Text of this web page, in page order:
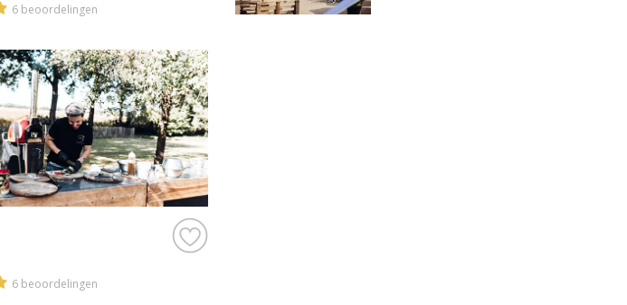
dat ook een kans zijn. Misschien mogen jullie wel de eerste zijn die
maar creëer je ook een blijvende herinnering aan jullie eigen
ervaring.
Tips voor het kiezen van Foodtrucks in Noord-Brabant
Voordat je een definitieve keuze maakt, is het belangrijk om te weten
wat er allemaal mogelijk is. Op Bruiloft.nl vind je inspiratieartikelen
vol tips en prachtige foto’s. Deze artikelen geven je een goed beeld
van de opties en helpen je om een weloverwogen keuze te maken.
Een kennismakingsgesprek is vaak een goede eerste stap. Zo kun je
zien of er een klik is met de professional in Noord-Brabant. Die
6 beoordelingen
6 beoordelingen